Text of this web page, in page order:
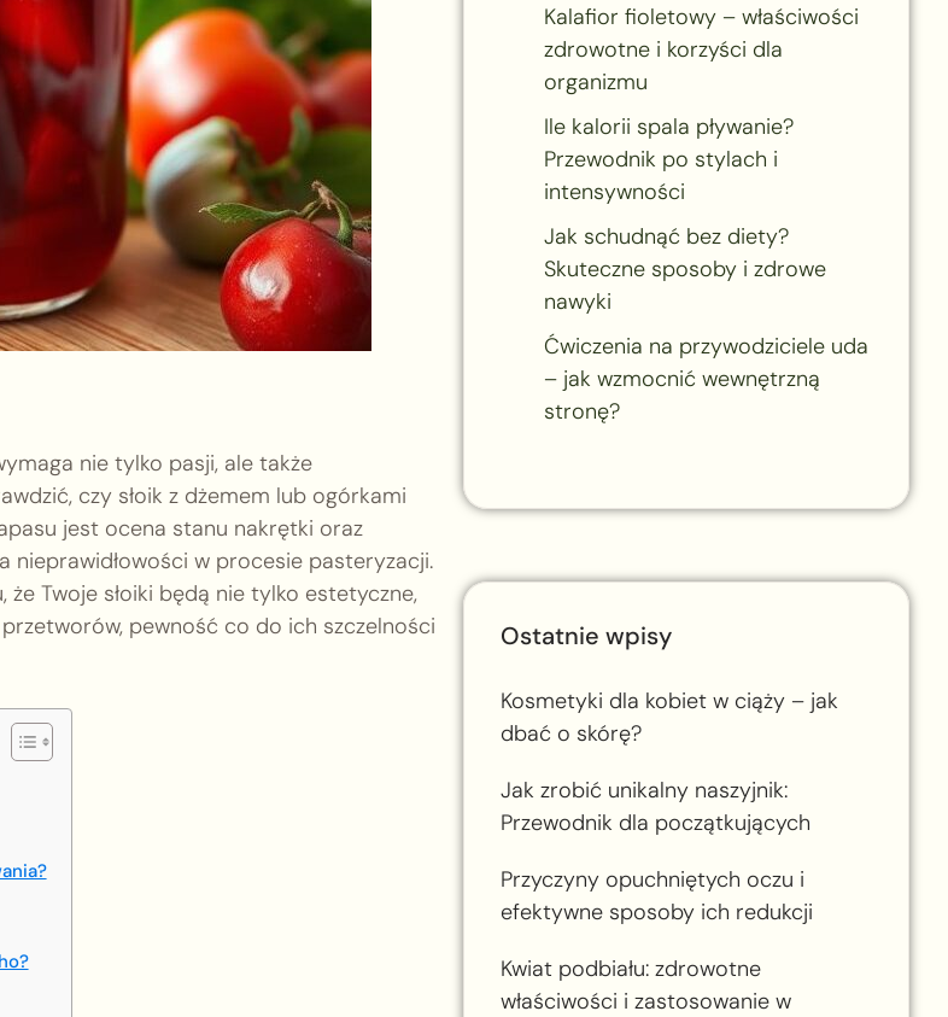
nie tylko pasji, ale także
czy słoik z dżemem lub ogórkami
jest ocena stanu nakrętki oraz
nieprawidłowości w procesie pasteryzacji.
Twoje słoiki będą nie tylko estetyczne,
pewność co do ich szczelności
Kalafior fioletowy – właściwości
zdrowotne i korzyści dla
organizmu
Ile kalorii spala pływanie?
Przewodnik po stylach i
intensywności
Jak schudnąć bez diety?
Skuteczne sposoby i zdrowe
nawyki
Ćwiczenia na przywodziciele uda
– jak wzmocnić wewnętrzną
stronę?
Ostatnie wpisy
Kosmetyki dla kobiet w ciąży – jak
dbać o skórę?
Jak zrobić unikalny naszyjnik:
Przewodnik dla początkujących
Przyczyny opuchniętych oczu i
efektywne sposoby ich redukcji
Kwiat podbiału: zdrowotne
właściwości i zastosowanie w